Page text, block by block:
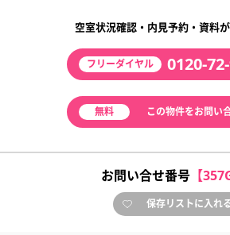
空室状況確認・内見予約・資料
フリーダイヤル 0120-
無料 この物件をお問い
お問い合せ番号 【
保存リストに入れ